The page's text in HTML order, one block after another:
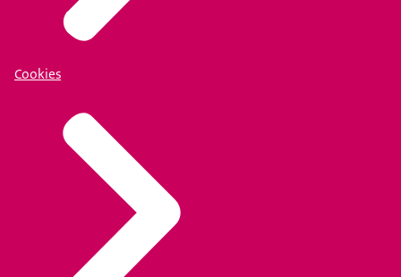
Cookies